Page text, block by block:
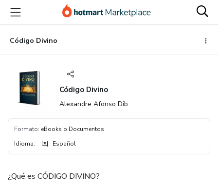
principal
página
de
página
Código Divino
Código Divino
Alexandre Afonso Dib
Formato: eBooks o Documentos
Idioma: Español
¿Qué es CÓDIGO DIVINO?